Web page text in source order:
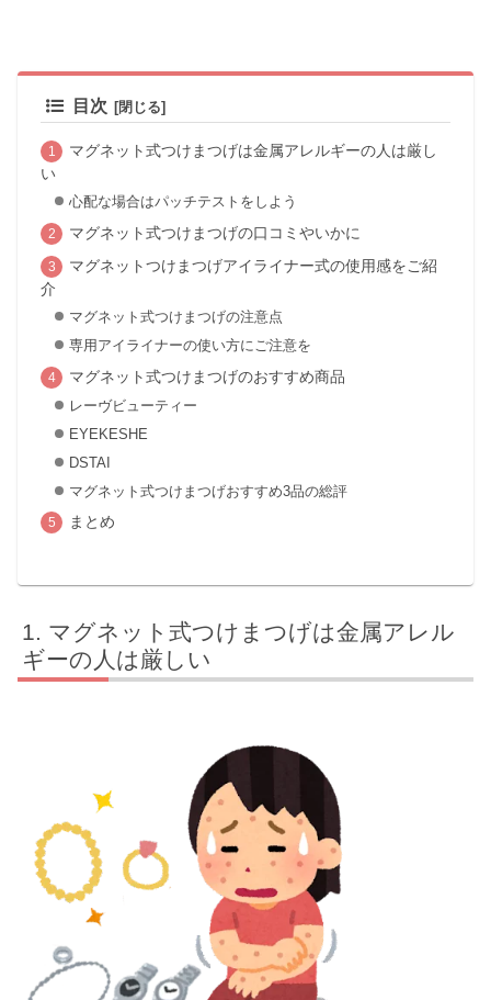
目次
マグネット式つけまつげは金属アレルギーの人は厳し
い
心配な場合はパッチテストをしよう
マグネット式つけまつげの口コミやいかに
マグネットつけまつげアイライナー式の使用感をご紹
介
マグネット式つけまつげの注意点
専用アイライナーの使い方にご注意を
マグネット式つけまつげのおすすめ商品
レーヴビューティー
EYEKESHE
DSTAI
マグネット式つけまつげおすすめ3品の総評
まとめ
マグネット式つけまつげは金属アレル
ギーの人は厳しい